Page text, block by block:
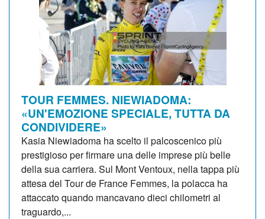
TOUR FEMMES. NIEWIADOMA:
«UN'EMOZIONE SPECIALE, TUTTA DA
CONDIVIDERE»
Kasia Niewiadoma ha scelto il palcoscenico più
prestigioso per firmare una delle imprese più belle
della sua carriera. Sul Mont Ventoux, nella tappa più
attesa del Tour de France Femmes, la polacca ha
attaccato quando mancavano dieci chilometri al
traguardo,...